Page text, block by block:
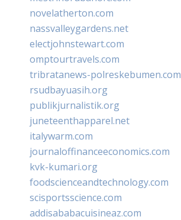
novelatherton.com
nassvalleygardens.net
electjohnstewart.com
omptourtravels.com
tribratanews-polreskebumen.com
rsudbayuasih.org
publikjurnalistik.org
juneteenthapparel.net
italywarm.com
journaloffinanceeconomics.com
kvk-kumari.org
foodscienceandtechnology.com
scisportsscience.com
addisababacuisineaz.com